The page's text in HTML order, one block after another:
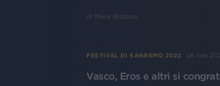
di Mara Bizzoco
FESTIVAL DI SANREMO 2022 06 feb
Vasco, Eros e altri si